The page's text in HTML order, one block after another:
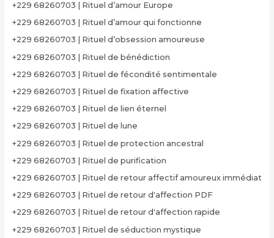
+229 68260703 | Rituel d’amour Europe
+229 68260703 | Rituel d’amour qui fonctionne
+229 68260703 | Rituel d’obsession amoureuse
+229 68260703 | Rituel de bénédiction
+229 68260703 | Rituel de fécondité sentimentale
+229 68260703 | Rituel de fixation affective
+229 68260703 | Rituel de lien éternel
+229 68260703 | Rituel de lune
+229 68260703 | Rituel de protection ancestral
+229 68260703 | Rituel de purification
+229 68260703 | Rituel de retour affectif amoureux immédiat
+229 68260703 | Rituel de retour d'affection PDF
+229 68260703 | Rituel de retour d'affection rapide
+229 68260703 | Rituel de séduction mystique